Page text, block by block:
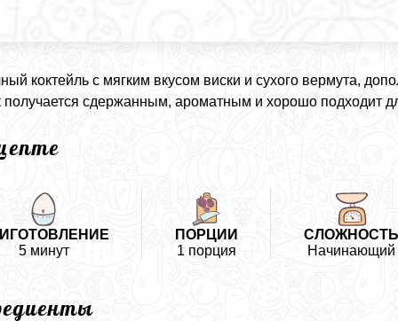
коктейль с мягким вкусом виски и сухого вермута,
получается сдержанным, ароматным и хорошо подходит
5 минут
ПОРЦИИ
1 порция
Начинающий